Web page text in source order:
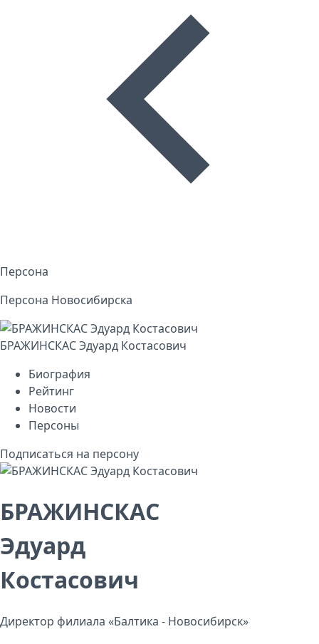
Персона
Персона Новосибирска
БРАЖИНСКАС Эдуард Костасович
Биография
Рейтинг
Новости
Персоны
Подписаться на персону
БРАЖИНСКАС
Эдуард
Костасович
Директор филиала «Балтика - Новосибирск»